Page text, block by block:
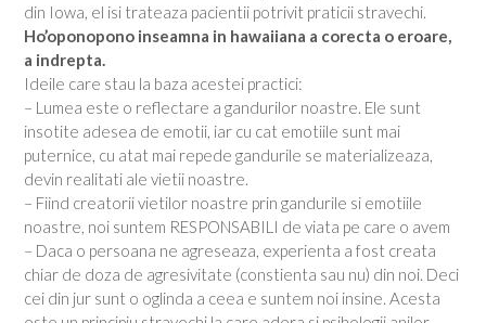
din Iowa, el isi trateaza pacientii potrivit praticii stravechi.
Ho’oponopono inseamna in hawaiiana a corecta o eroare,
a indrepta.
Ideile care stau la baza acestei practici:
– Lumea este o reflectare a gandurilor noastre. Ele sunt
insotite adesea de emotii, iar cu cat emotiile sunt mai
puternice, cu atat mai repede gandurile se materializeaza,
devin realitati ale vietii noastre.
– Fiind creatorii vietilor noastre prin gandurile si emotiile
noastre, noi suntem RESPONSABILI de viata pe care o avem
– Daca o persoana ne agreseaza, experienta a fost creata
chiar de doza de agresivitate (constienta sau nu) din noi. Deci
cei din jur sunt o oglinda a ceea e suntem noi insine. Acesta